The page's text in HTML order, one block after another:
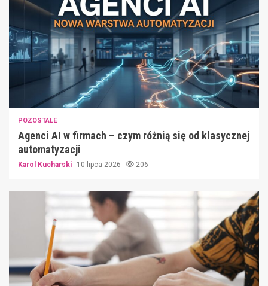
POZOSTAŁE
Agenci AI w firmach – czym różnią się od klasycznej
automatyzacji
Karol Kucharski 10 lipca 2026 206